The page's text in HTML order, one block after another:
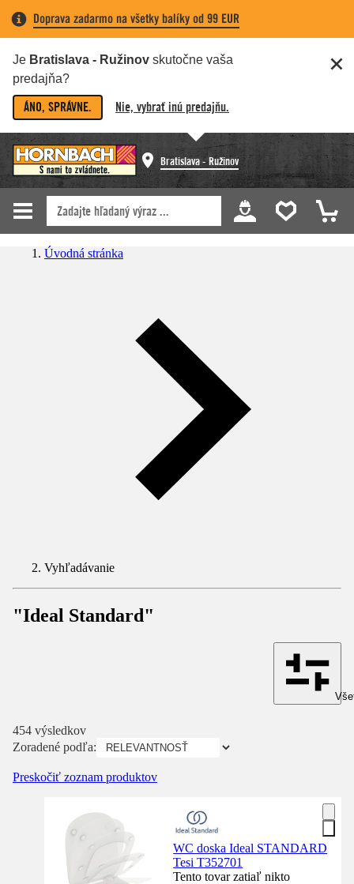
Doprava zadarmo na všetky balíky od 99 EUR
Je Bratislava - Ružinov skutočne vaša
predajňa?
ÁNO, SPRÁVNE. Nie, vybrať inú predajňu.
Bratislava - Ružinov
Úvodná stránka
Vyhľadávanie
"Ideal Standard"
454 výsledkov
Zoradené podľa:
Preskočiť zoznam produktov
WC doska Ideal STANDARD
Tesi T352701
Tento tovar zatiaľ nikto